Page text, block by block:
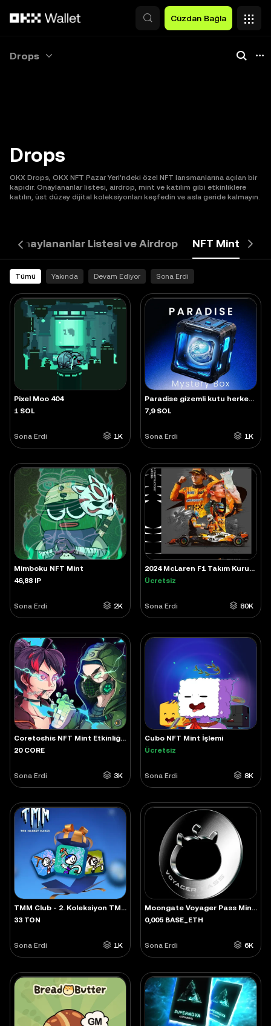
Cüzdan Bağla
Drops
Drops
OKX Drops, OKX NFT Pazar Yeri’ndeki özel NFT lansmanlarına açılan bir
kapıdır. Onaylananlar listesi, airdrop, mint ve katılım gibi etkinliklere
katılın, üst düzey dijital koleksiyonları keşfedin ve asla geride kalmayın.
Onaylananlar Listesi ve Airdrop NFT Mint
Tümü Yakında Devam Ediyor Sona Erdi
Pixel Moo 404
1 SOL
Sona Erdi 1K
Paradise gizemli kutu herkese açık satış
7,9 SOL
Sona Erdi 1K
Mimboku NFT Mint
46,88 IP
Sona Erdi 2K
2024 McLaren F1 Takım Kurucuları Şampiyonası Koleksiyon Ögesi
Ücretsiz
Sona Erdi 80K
Coretoshis NFT Mint Etkinliği: Cesur ve Bitcoin Odaklı Kullanıcılar İçin
20 CORE
Sona Erdi 3K
Cubo NFT Mint İşlemi
Ücretsiz
Sona Erdi 8K
TMM Club - 2. Koleksiyon TMfer NFT Etkinliği
33 TON
Sona Erdi 1K
Moongate Voyager Pass Mint İşlemi
0,005 BASE_ETH
Sona Erdi 6K